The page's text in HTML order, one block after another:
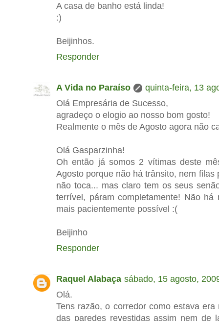
A casa de banho está linda!
:)
Beijinhos.
Responder
A Vida no Paraíso
quinta-feira, 13
Olá Empresária de Sucesso,
agradeço o elogio ao nosso bom gosto!
Realmente o mês de Agosto agora não
Olá Gasparzinha!
Oh então já somos 2 vítimas deste
Agosto porque não há trânsito, nem
não toca... mas claro tem os seus
terrível, páram completamente! Não
mais pacientemente possível :(
Beijinho
Responder
Raquel Alabaça sábado, 15 agosto,
Olá.
Tens razão, o corredor como estava
das paredes revestidas assim nem de